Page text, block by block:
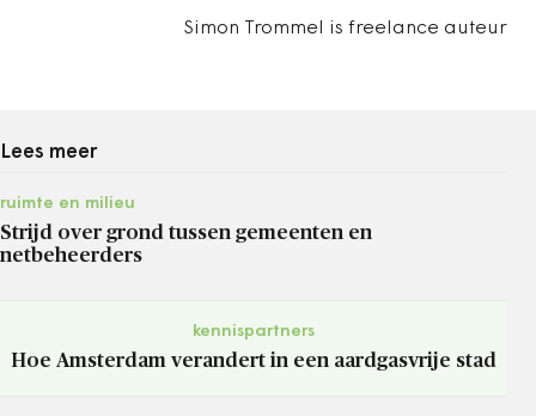
Simon Trommel is freelance auteur
Lees meer
ruimte en milieu
Strijd over grond tussen gemeenten en
netbeheerders
kennispartners
Hoe Amsterdam verandert in een aardgasvrije stad